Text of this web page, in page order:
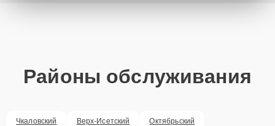
Районы обслуживания
Чкаловский Верх-Исетский Октябрьский